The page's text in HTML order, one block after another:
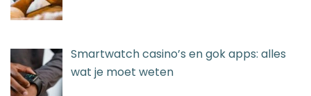
Smartwatch casino’s en gok apps: alles
wat je moet weten